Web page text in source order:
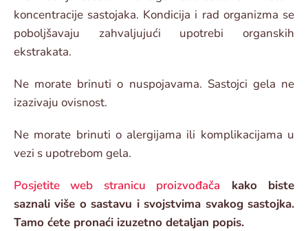
koncentracije sastojaka. Kondicija i rad organizma se
poboljšavaju zahvaljujući upotrebi organskih
ekstrakata.
Ne morate brinuti o nuspojavama. Sastojci gela ne
izazivaju ovisnost.
Ne morate brinuti o alergijama ili komplikacijama u
vezi s upotrebom gela.
Posjetite web stranicu proizvođača kako biste
saznali više o sastavu i svojstvima svakog sastojka.
Tamo ćete pronaći izuzetno detaljan popis.